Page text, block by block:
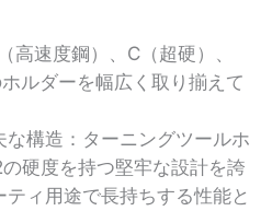
高速度鋼）、C（超硬）、
ルダーを幅広く取り揃えて
な構造：ターニングツールホ
硬度を持つ堅牢な設計を誇
ティ用途で長持ちする性能と